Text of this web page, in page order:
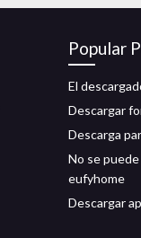
Popular
El
Descargar
Descarga
No se
eufyhome
Descargar